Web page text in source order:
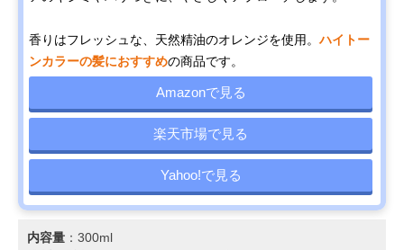
香りはフレッシュな、天然精油のオレンジを使用。ハイトー
ンカラーの髪におすすめの商品です。
Amazonで見る
楽天市場で見る
Yahoo!で見る
内容量 ：300ml